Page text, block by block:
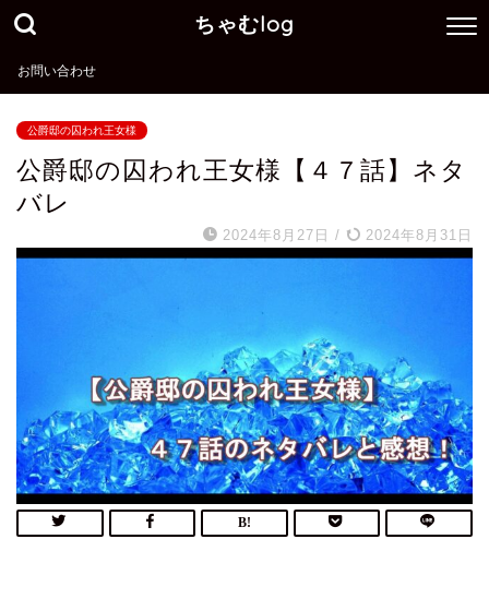
ちゃむlog
お問い合わせ
公爵邸の囚われ王女様
公爵邸の囚われ王女様【４７話】ネタ
バレ
2024年8月27日 / 2024年8月31日